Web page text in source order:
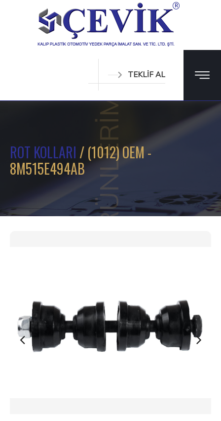
TEKLİF AL
ÜRÜNLERİMİZ
ROT KOLLARI / (1012) OEM -
8M515E494AB